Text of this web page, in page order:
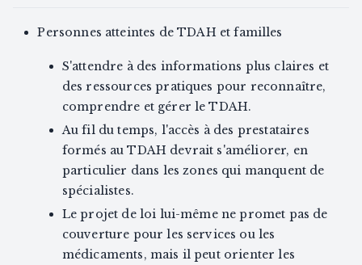
Personnes atteintes de TDAH et familles
S'attendre à des informations plus claires et
des ressources pratiques pour reconnaître,
comprendre et gérer le TDAH.
Au fil du temps, l'accès à des prestataires
formés au TDAH devrait s'améliorer, en
particulier dans les zones qui manquent de
spécialistes.
Le projet de loi lui-même ne promet pas de
couverture pour les services ou les
médicaments, mais il peut orienter les